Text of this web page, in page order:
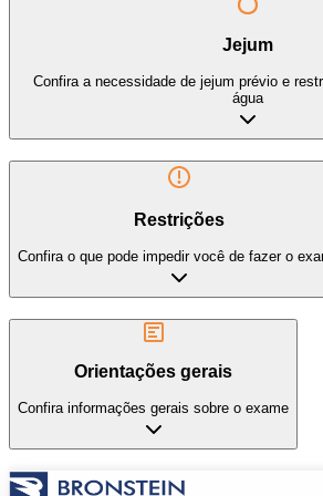
Jejum
Confira a necessidade de jejum prévio e
água
Restrições
Confira o que pode impedir você de fazer o
Orientações gerais
Confira informações gerais sobre o exame